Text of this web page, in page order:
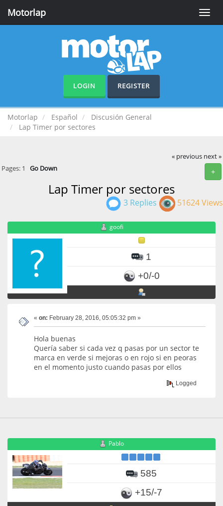
Toggle
Motorlap
LOGIN REGISTER
Motorlap Español
Discusión General
Lap Timer por sectores
« previous next »
+
Pages: 1 Go Down
Lap Timer por sectores
3 Replies 51624 Views
goofi
1
+0/-0
« on: February 28, 2016, 05:05:32 pm »
Hola buenas
Quería saber si cada vez q pasas por un sector te
marca en verde si mejoras o en rojo si en peoras
en el momento justo cuando pasas por ellos
Logged
Pablo
585
+15/-7